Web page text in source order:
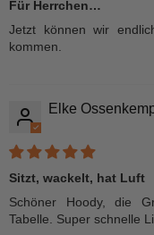
Für Herrchen…
Jetzt können wir
kommen.
Elke
Sitzt, wackelt, hat Luft
Schöner Hoody, die
Tabelle. Super schnelle